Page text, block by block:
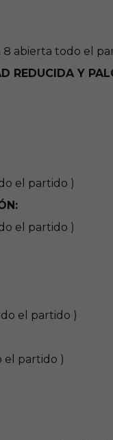
abierta todo el
REDUCIDA Y
el partido )
el partido )
el partido )
partido )